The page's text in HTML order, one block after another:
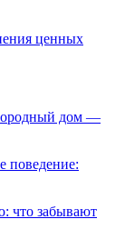
ценных
дом —
поведение:
что забывают